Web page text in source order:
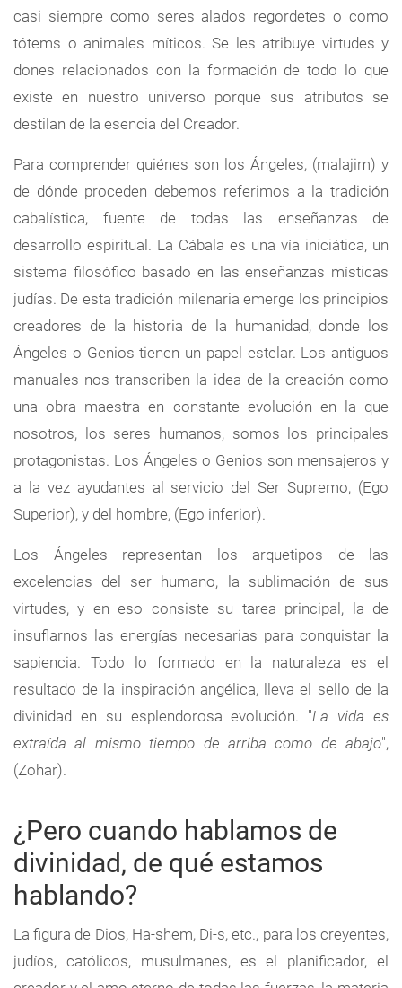
casi siempre como seres alados regordetes o como
tótems o animales míticos. Se les atribuye virtudes y
dones relacionados con la formación de todo lo que
existe en nuestro universo porque sus atributos se
destilan de la esencia del Creador.
Para comprender quiénes son los Ángeles, (malajim) y
de dónde proceden debemos referimos a la tradición
cabalística, fuente de todas las enseñanzas de
desarrollo espiritual. La Cábala es una vía iniciática, un
sistema filosófico basado en las enseñanzas místicas
judías. De esta tradición milenaria emerge los principios
creadores de la historia de la humanidad, donde los
Ángeles o Genios tienen un papel estelar. Los antiguos
manuales nos transcriben la idea de la creación como
una obra maestra en constante evolución en la que
nosotros, los seres humanos, somos los principales
protagonistas. Los Ángeles o Genios son mensajeros y
a la vez ayudantes al servicio del Ser Supremo, (Ego
Superior), y del hombre, (Ego inferior).
Los Ángeles representan los arquetipos de las
excelencias del ser humano, la sublimación de sus
virtudes, y en eso consiste su tarea principal, la de
insuflarnos las energías necesarias para conquistar la
sapiencia. Todo lo formado en la naturaleza es el
resultado de la inspiración angélica, lleva el sello de la
divinidad en su esplendorosa evolución. "La vida es
extraída al mismo tiempo de arriba como de abajo",
(Zohar).
¿Pero cuando hablamos de
divinidad, de qué estamos
hablando?
La figura de Dios, Ha-shem, Di-s, etc., para los creyentes,
judíos, católicos, musulmanes, es el planificador, el